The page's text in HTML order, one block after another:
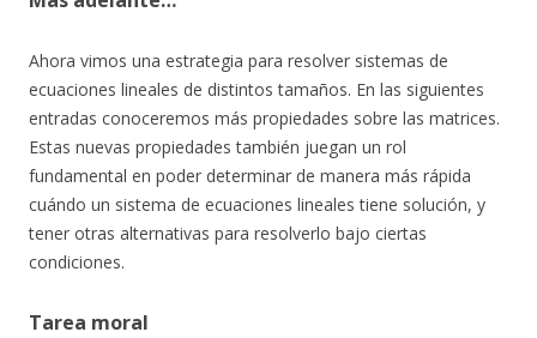
Ahora vimos una estrategia para resolver sistemas de
ecuaciones lineales de distintos tamaños. En las siguientes
entradas conoceremos más propiedades sobre las matrices.
Estas nuevas propiedades también juegan un rol
fundamental en poder determinar de manera más rápida
cuándo un sistema de ecuaciones lineales tiene solución, y
tener otras alternativas para resolverlo bajo ciertas
condiciones.
Tarea moral